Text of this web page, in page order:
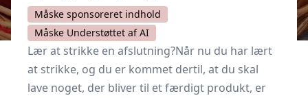
Måske sponsoreret indhold
Måske Understøttet af AI
Lær at strikke en afslutning?Når nu du har lært
at strikke, og du er kommet dertil, at du skal
lave noget, der bliver til et færdigt produkt, er